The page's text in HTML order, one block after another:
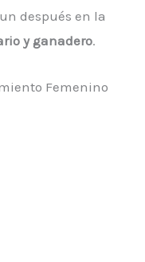
después en la
y ganadero.
Femenino